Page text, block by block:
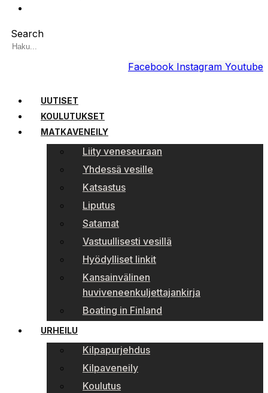
Search
Facebook Instagram Youtube
UUTISET
KOULUTUKSET
MATKAVENEILY
Liity veneseuraan
Yhdessä vesille
Katsastus
Liputus
Satamat
Vastuullisesti vesillä
Hyödylliset linkit
Kansainvälinen
huviveneenkuljettajankirja
Boating in Finland
URHEILU
Kilpapurjehdus
Kilpaveneily
Koulutus